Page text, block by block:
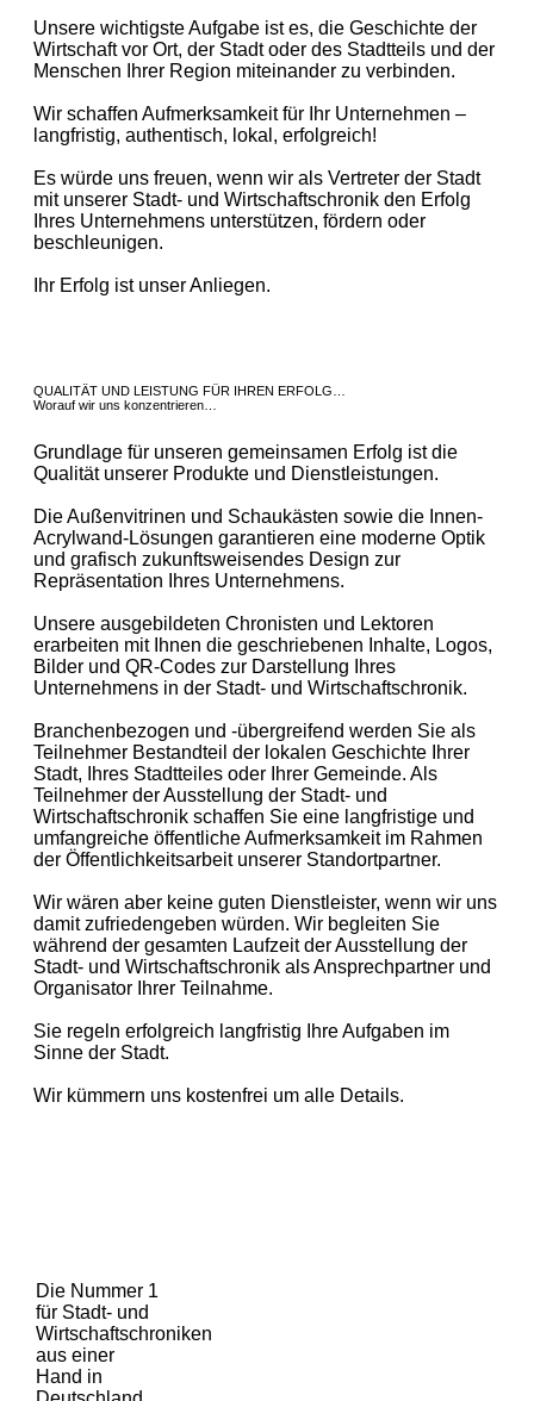
Unsere wichtigste Aufgabe ist es, die Geschichte der
Wirtschaft vor Ort, der Stadt oder des Stadtteils und der
Menschen Ihrer Region miteinander zu verbinden.
Wir schaffen Aufmerksamkeit für Ihr Unternehmen –
langfristig, authentisch, lokal, erfolgreich!
Es würde uns freuen, wenn wir als Vertreter der Stadt
mit unserer Stadt- und Wirtschaftschronik den Erfolg
Ihres Unternehmens unterstützen, fördern oder
beschleunigen.
Ihr Erfolg ist unser Anliegen.
QUALITÄT UND LEISTUNG FÜR IHREN ERFOLG…
Worauf wir uns konzentrieren…
Grundlage für unseren gemeinsamen Erfolg ist die
Qualität unserer Produkte und Dienstleistungen.
Die Außenvitrinen und Schaukästen sowie die Innen-
Acrylwand-Lösungen garantieren eine moderne Optik
und grafisch zukunftsweisendes Design zur
Repräsentation Ihres Unternehmens.
Unsere ausgebildeten Chronisten und Lektoren
erarbeiten mit Ihnen die geschriebenen Inhalte, Logos,
Bilder und QR-Codes zur Darstellung Ihres
Unternehmens in der Stadt- und Wirtschaftschronik.
Branchenbezogen und -übergreifend werden Sie als
Teilnehmer Bestandteil der lokalen Geschichte Ihrer
Stadt, Ihres Stadtteiles oder Ihrer Gemeinde. Als
Teilnehmer der Ausstellung der Stadt- und
Wirtschaftschronik schaffen Sie eine langfristige und
umfangreiche öffentliche Aufmerksamkeit im Rahmen
der Öffentlichkeitsarbeit unserer Standortpartner.
Wir wären aber keine guten Dienstleister, wenn wir uns
damit zufriedengeben würden. Wir begleiten Sie
während der gesamten Laufzeit der Ausstellung der
Stadt- und Wirtschaftschronik als Ansprechpartner und
Organisator Ihrer Teilnahme.
Sie regeln erfolgreich langfristig Ihre Aufgaben im
Sinne der Stadt.
Wir kümmern uns kostenfrei um alle Details.
Die Nummer 1
für Stadt- und
Wirtschaftschroniken
aus einer
Hand in